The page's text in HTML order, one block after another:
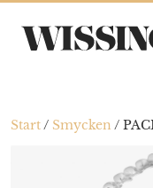
Start/ Smycken /